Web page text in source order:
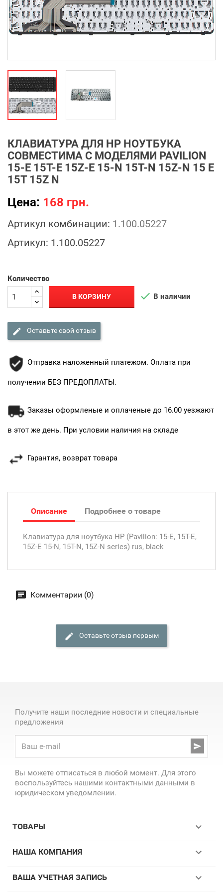
КЛАВИАТУРА ДЛЯ HP НОУТБУКА
СОВМЕСТИМА С МОДЕЛЯМИ PAVILION
15-E 15T-E 15Z-E 15-N 15T-N 15Z-N 15 E
15T 15Z N
Цена: 168 грн.
Артикул комбинации: 1.100.05227
Артикул: 1.100.05227
Количество
В КОРЗИНУ  В наличии
Оставьте свой отзыв
Отправка наложенный платежом. Оплата при
получении БЕЗ ПРЕДОПЛАТЫ.
Заказы оформленые и оплаченые до 16.00 уезжают
в этот же день. При условии наличия на складе
Гарантия, возврат товара
Описание Подробнее о товаре
Клавиатура для ноутбука HP (Pavilion: 15-E, 15T-E,
15Z-E 15-N, 15T-N, 15Z-N series) rus, black
Комментарии (0)
Оставьте отзыв первым
Получите наши последние новости и специальные
предложения

Вы можете отписаться в любой момент. Для этого
воспользуйтесь нашими контактными данными в
юридическом уведомлении.
ТОВАРЫ 
НАША КОМПАНИЯ 
ВАША УЧЕТНАЯ ЗАПИСЬ 